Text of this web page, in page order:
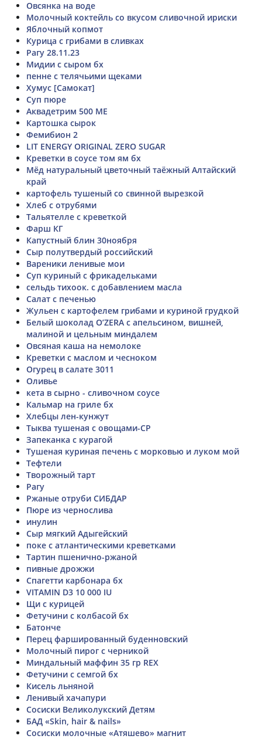
Овсянка на воде
Молочный коктейль со вкусом сливочной ириски
Яблочный копмот
Курица с грибами в сливках
Рагу 28.11.23
Мидии с сыром бх
пенне с телячьими щеками
Хумус [Самокат]
Суп пюре
Аквадетрим 500 МЕ
Картошка сырок
Фемибион 2
LIT ENERGY ORIGINAL ZERO SUGAR
Креветки в соусе том ям бх
Мёд натуральный цветочный таёжный Алтайский
край
картофель тушеный со свинной вырезкой
Хлеб с отрубями
Тальятелле с креветкой
Фарш КГ
Капустный блин 30ноября
Сыр полутвердый российский
Вареники ленивые мои
Суп куриный с фрикадельками
сельдь тихоок. с добавлением масла
Салат с печенью
Жульен с картофелем грибами и куриной грудкой
Белый шоколад O’ZERA с апельсином, вишней,
малиной и цельным миндалем
Овсяная каша на немолоке
Креветки с маслом и чесноком
Огурец в салате 3011
Оливье
кета в сырно - сливочном соусе
Кальмар на гриле бх
Хлебцы лен-кунжут
Тыква тушеная с овощами-СР
Запеканка с курагой
Тушеная куриная печень с морковью и луком мой
Тефтели
Творожный тарт
Рагу
Ржаные отруби СИБДАР
Пюре из чернослива
инулин
Сыр мягкий Адыгейский
поке с атлантическими креветками
Тартин пшенично-ржаной
пивные дрожжи
Спагетти карбонара бх
VITAMIN D3 10 000 IU
Щи с курицей
Фетучини с колбасой бх
Батонче
Перец фаршированный буденновский
Молочный пирог с черникой
Миндальный маффин 35 гр REX
Фетучини с семгой бх
Кисель льняной
Ленивый хачапури
Сосиски Великолукский Детям
БАД «Skin, hair & nails»
Сосиски молочные «Атяшево» магнит